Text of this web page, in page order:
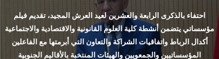
احتفاء بالذكرى الرابعة والعشرين لعيد العرش المجيد، تقديم فيلم
مؤسساتي يتضمن أنشطة كلية العلوم القانونية والاقتصادية والاجتماعية
أكدال الرباط واتفاقيات الشراكة والتعاون التي أبرمتها مع الفاعلين
المؤسساتيين والجمعويين والهيئات المنتخبة بالأقاليم الجنوبية